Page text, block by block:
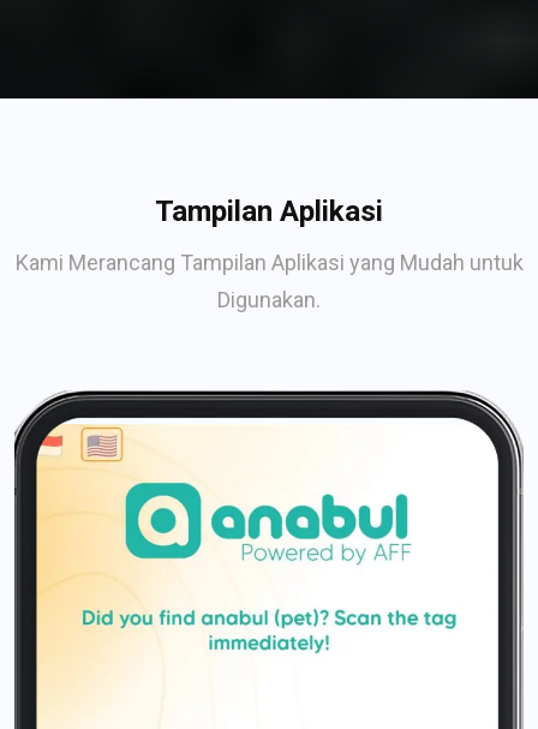
Tampilan Aplikasi
Kami Merancang Tampilan Aplikasi yang Mudah untuk
Digunakan.